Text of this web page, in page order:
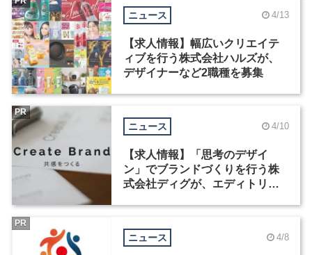
ニュース 4/13
【求人情報】幅広いクリエイテ
ィブを行う株式会社ハルズが、
デザイナーなど2職種を募集
ニュース 4/10
【求人情報】「思考のデザイ
ン」でブランドづくりを行う株
式会社ディグが、エディトリア
PR
ニュース 4/8
PR